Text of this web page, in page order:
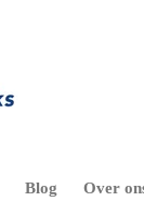
Blog Over